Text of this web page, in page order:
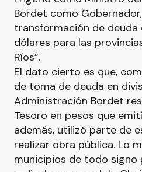
Bordet como
transformación de deuda
dólares para las
Ríos”.
El dato cierto es que,
de toma de deuda en
Administración Bordet
Tesoro en pesos que
además, utilizó parte de
realizar obra pública. Lo
municipios de todo signo